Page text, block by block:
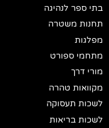
בתי ספר לנהיגה
תחנות משטרה
מפלגות
מתחמי ספורט
מורי דרך
מקוואות טהרה
לשכות תעסוקה
לשכות בריאות